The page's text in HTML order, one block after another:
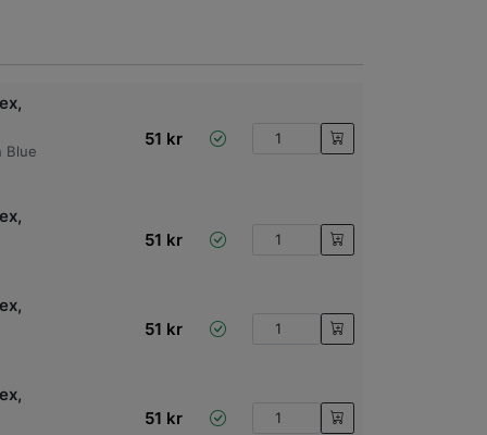
Blue
51 kr
51 kr
51 kr
51 kr